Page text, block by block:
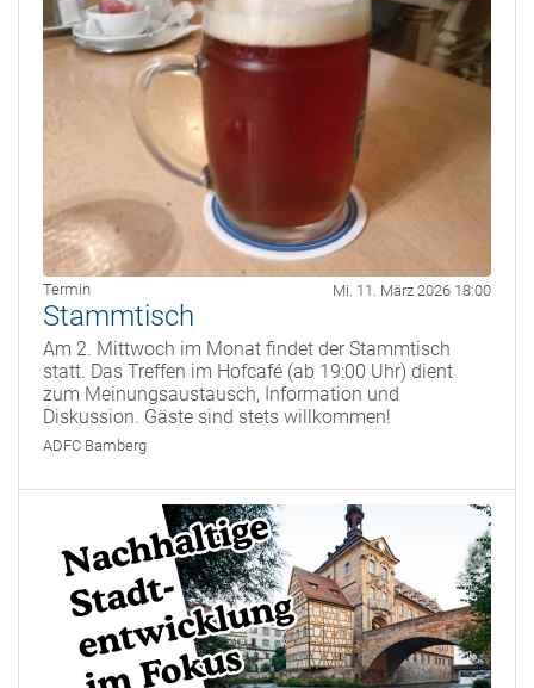
Termin Mi. 11. März 2026 18:00
Stammtisch
Am 2. Mittwoch im Monat findet der Stammtisch
statt. Das Treffen im Hofcafé (ab 19:00 Uhr) dient
zum Meinungsaustausch, Information und
Diskussion. Gäste sind stets willkommen!
ADFC Bamberg